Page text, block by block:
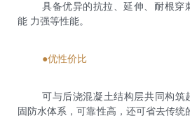
具备优异的抗拉、延伸、耐根穿
能 力强等性能。
●优性价比
可与后浇混凝土结构层共同构筑
固防水体系，可靠性高，还可省去传统